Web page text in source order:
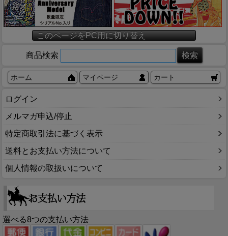
このページをPC用に切り替え
商品検索
ホーム マイページ カート
ログイン
メルマガ申込/停止
特定商取引法に基づく表示
送料とお支払い方法について
個人情報の取扱いについて
選べる8つの支払い方法